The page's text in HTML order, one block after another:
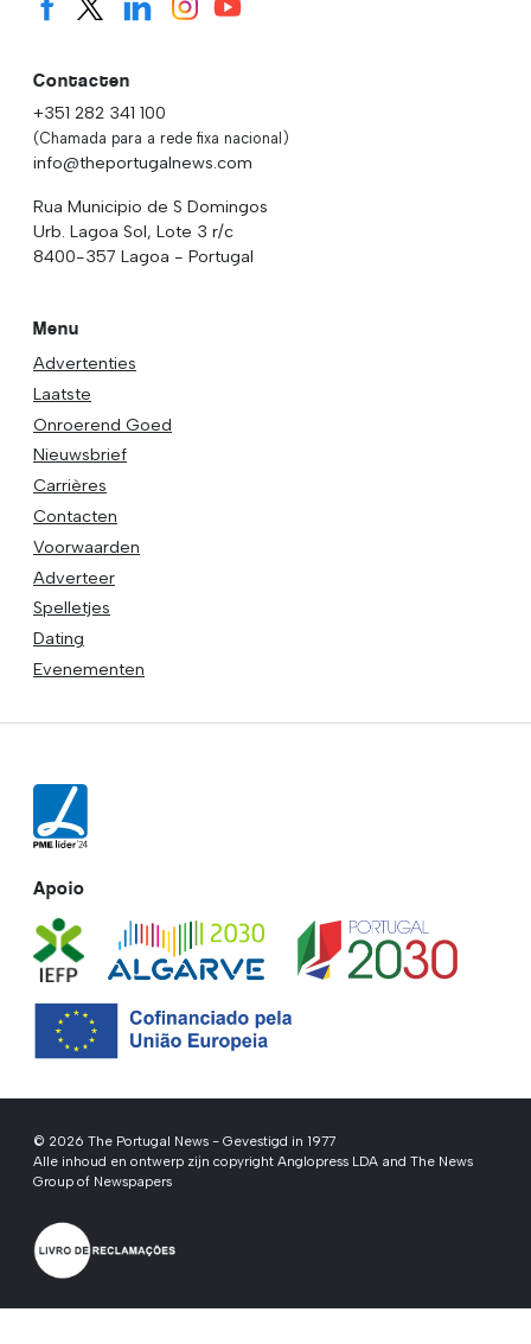
Contacten
+351 282 341 100
(Chamada para a rede fixa nacional)
info@theportugalnews.com
Rua Municipio de S Domingos
Urb. Lagoa Sol, Lote 3 r/c
8400-357 Lagoa - Portugal
Menu
Advertenties
Laatste
Onroerend Goed
Nieuwsbrief
Carrières
Contacten
Voorwaarden
Adverteer
Spelletjes
Dating
Evenementen
Apoio
© 2026 The Portugal News - Gevestigd in 1977
Alle inhoud en ontwerp zijn copyright Anglopress LDA and The News
Group of Newspapers